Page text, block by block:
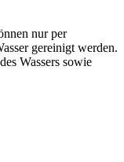
nur per
gereinigt werden.
Wassers sowie